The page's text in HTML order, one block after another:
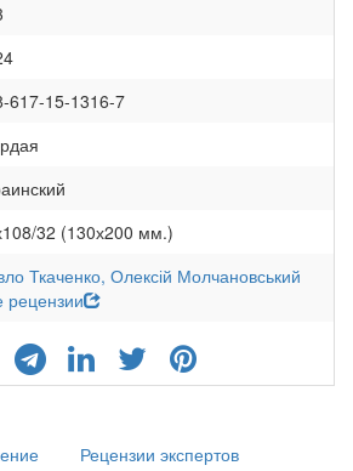
617-15-1316-7
32 (130х200 мм.)
Ткаченко, Олексій Молчановський
рецензии
Рецензии экспертов